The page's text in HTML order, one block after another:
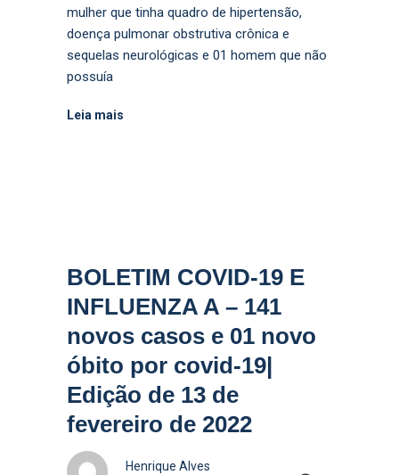
mulher que tinha quadro de hipertensão,
doença pulmonar obstrutiva crônica e
sequelas neurológicas e 01 homem que não
possuía
Leia mais
BOLETIM COVID-19 E
INFLUENZA A – 141
novos casos e 01 novo
óbito por covid-19|
Edição de 13 de
fevereiro de 2022
Henrique Alves